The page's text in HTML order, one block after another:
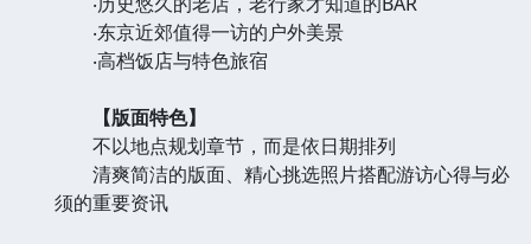
‧东京近郊值得一访的户外美景
‧高档饭店与特色旅宿
【版面特色】
不以地点规划章节，而是依日期排列
清爽简洁的版面、精心挑选照片搭配游访心得与必
须的重要资讯